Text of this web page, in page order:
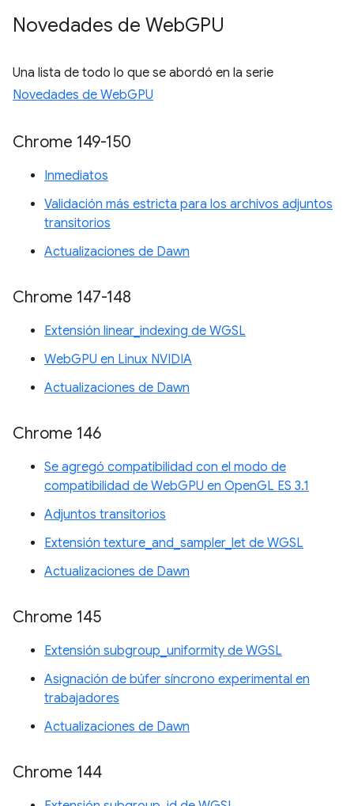
Novedades de WebGPU
Una lista de todo lo que se abordó en la serie
Novedades de WebGPU
Chrome 149-150
Inmediatos
Validación más estricta para los archivos adjuntos
transitorios
Actualizaciones de Dawn
Chrome 147-148
Extensión linear_indexing de WGSL
WebGPU en Linux NVIDIA
Actualizaciones de Dawn
Chrome 146
Se agregó compatibilidad con el modo de
compatibilidad de WebGPU en OpenGL ES 3.1
Adjuntos transitorios
Extensión texture_and_sampler_let de WGSL
Actualizaciones de Dawn
Chrome 145
Extensión subgroup_uniformity de WGSL
Asignación de búfer síncrono experimental en
trabajadores
Actualizaciones de Dawn
Chrome 144